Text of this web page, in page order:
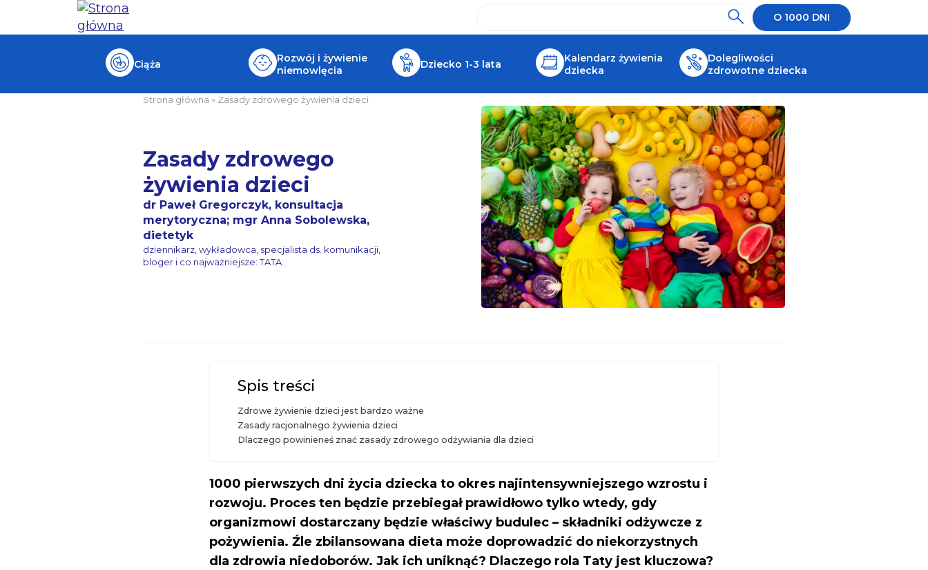
O 1000 DNI
Ciąża
Rozwój i żywienie
niemowlęcia
Dziecko 1-3 lata
Kalendarz żywienia
dziecka
Dolegliwości
zdrowotne dziecka
Strona główna » Zasady zdrowego żywienia dzieci
Zasady zdrowego
żywienia dzieci
dr Paweł Gregorczyk, konsultacja
merytoryczna; mgr Anna Sobolewska,
dietetyk
dziennikarz, wykładowca, specjalista ds. komunikacji,
bloger i co najważniejsze: TATA
Spis treści
Zdrowe żywienie dzieci jest bardzo ważne
Zasady racjonalnego żywienia dzieci
Dlaczego powinieneś znać zasady zdrowego odżywiania dla dzieci
1000 pierwszych dni życia dziecka to okres najintensywniejszego wzrostu i
rozwoju. Proces ten będzie przebiegał prawidłowo tylko wtedy, gdy
organizmowi dostarczany będzie właściwy budulec – składniki odżywcze z
pożywienia. Źle zbilansowana dieta może doprowadzić do niekorzystnych
dla zdrowia niedoborów. Jak ich uniknąć? Dlaczego rola Taty jest kluczowa?